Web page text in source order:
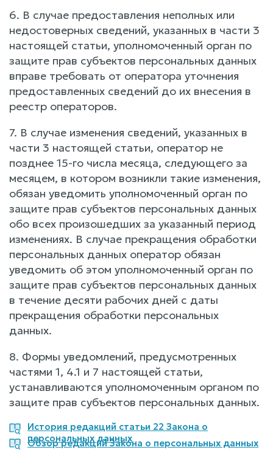
6. В случае предоставления неполных или
недостоверных сведений, указанных в части 3
настоящей статьи, уполномоченный орган по
защите прав субъектов персональных данных
вправе требовать от оператора уточнения
предоставленных сведений до их внесения в
реестр операторов.
7. В случае изменения сведений, указанных в
части 3 настоящей статьи, оператор не
позднее 15-го числа месяца, следующего за
месяцем, в котором возникли такие изменения,
обязан уведомить уполномоченный орган по
защите прав субъектов персональных данных
обо всех произошедших за указанный период
изменениях. В случае прекращения обработки
персональных данных оператор обязан
уведомить об этом уполномоченный орган по
защите прав субъектов персональных данных
в течение десяти рабочих дней с даты
прекращения обработки персональных
данных.
8. Формы уведомлений, предусмотренных
частями 1, 4.1 и 7 настоящей статьи,
устанавливаются уполномоченным органом по
защите прав субъектов персональных данных.
История редакций статьи 22 Закона о
персональных данных
Обзор редакций Закона о персональных данных